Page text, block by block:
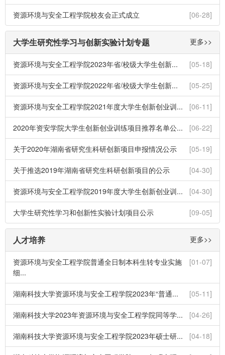
[06-28]
资源环境与安全工程学院校友会正式成立
更多>>
大学生研究性学习与创新实验计划专题
[05-18]
资源环境与安全工程学院2023年省/校级大学生创新...
[05-25]
资源环境与安全工程学院2022年省/校级大学生创新...
[06-11]
资源环境与安全工程学院2021年度大学生创新创业训...
[06-22]
2020年资安学院大学生创新创业训练项目推荐名单公...
[05-19]
关于2020年湖南省研究生科研创新项目申报情况公示
[04-30]
关于推选2019年湖南省研究生科研创新项目的公示
[04-30]
资源环境与安全工程学院2019年度大学生创新创业训...
[09-05]
大学生研究性学习和创新性实验计划项目公示
更多>>
人才培养
[01-07]
资源环境与安全工程学院普通全日制本科生转专业实施
细...
[05-11]
湖南科技大学资源环境与安全工程学院2023年“普通...
[04-26]
湖南科技大学2023年资源环境与安全工程学院同等学...
[04-18]
湖南科技大学资源环境与安全工程学院2023年硕士研...